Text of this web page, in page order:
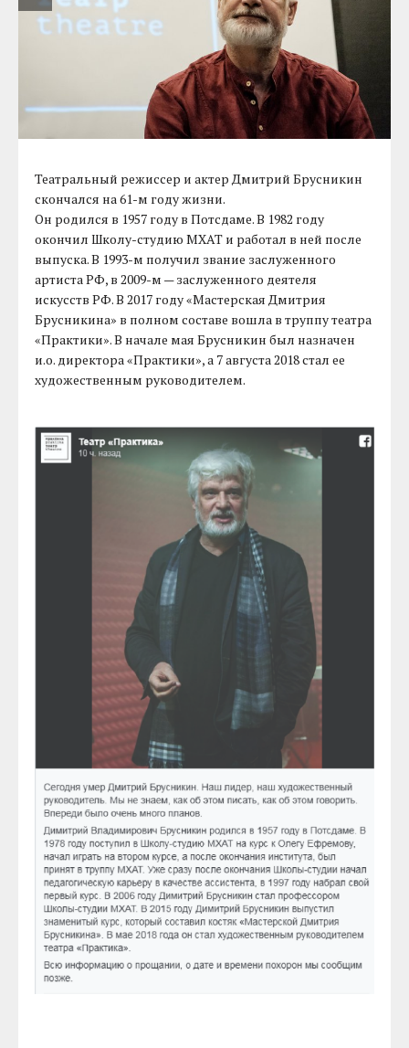
Театральный режиссер и актер Дмитрий Брусникин
скончался на 61-м году жизни.
Он родился в 1957 году в Потсдаме. В 1982 году
окончил Школу-студию МХАТ и работал в ней после
выпуска. В 1993-м получил звание заслуженного
артиста РФ, в 2009-м — заслуженного деятеля
искусств РФ. В 2017 году «Мастерская Дмитрия
Брусникина» в полном составе вошла в труппу театра
«Практики». В начале мая Брусникин был назначен
и.о. директора «Практики», а 7 августа 2018 стал ее
художественным руководителем.